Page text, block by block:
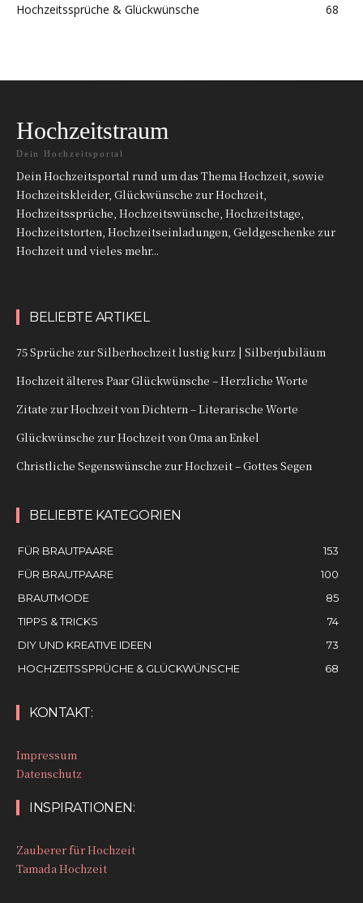
Hochzeitssprüche & Glückwünsche
68
Hochzeitstraum
Dein Hochzeitsportal
Dein Hochzeitsportal rund um das Thema Hochzeit, sowie
Hochzeitskleider, Glückwünsche zur Hochzeit,
Hochzeitssprüche, Hochzeitswünsche, Hochzeitstage,
Hochzeitstorten, Hochzeitseinladungen, Geldgeschenke zur
Hochzeit und vieles mehr...
BELIEBTE ARTIKEL
75 Sprüche zur Silberhochzeit lustig kurz | Silberjubiläum
Hochzeit älteres Paar Glückwünsche – Herzliche Worte
Zitate zur Hochzeit von Dichtern – Literarische Worte
Glückwünsche zur Hochzeit von Oma an Enkel
Christliche Segenswünsche zur Hochzeit – Gottes Segen
BELIEBTE KATEGORIEN
FÜR BRAUTPAARE
153
FÜR BRAUTPAARE
100
BRAUTMODE
85
TIPPS & TRICKS
74
DIY UND KREATIVE IDEEN
73
HOCHZEITSSPRÜCHE & GLÜCKWÜNSCHE
68
KONTAKT:
Impressum
Datenschutz
INSPIRATIONEN:
Zauberer für Hochzeit
Tamada Hochzeit